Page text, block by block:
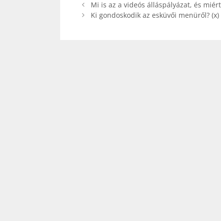
Mi is az a videós álláspályázat, és miért
Ki gondoskodik az esküvői menüről? (x)